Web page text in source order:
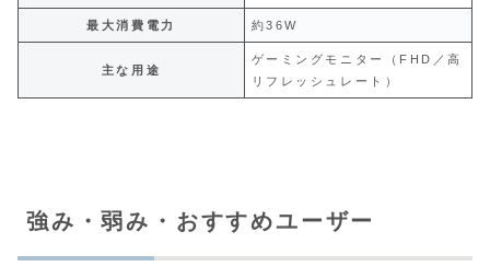
最大消費電力 約36W
主な用途
ゲーミングモニター（FHD／高
リフレッシュレート）
強み・弱み・おすすめユーザー